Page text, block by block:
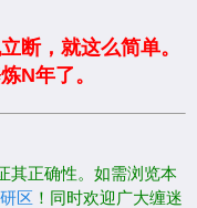
断，就这么简单。
N年了。
其正确性。如需浏览本
区 ！同时欢迎广大缠迷